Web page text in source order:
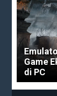
Game
di PC